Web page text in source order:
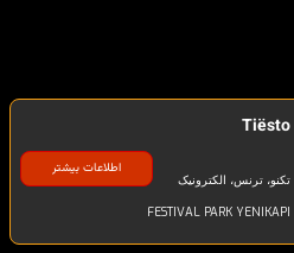
Tiësto
تکنو، ترنس، الکترونیک
FESTIVAL PARK YENIKAPI
اطلاعات بیشتر